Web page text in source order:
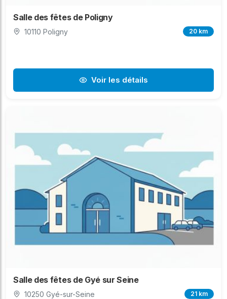
Salle des fêtes de Poligny
10110 Poligny 20 km
Voir les détails
Salle des fêtes de Gyé sur Seine
10250 Gyé-sur-Seine 21 km